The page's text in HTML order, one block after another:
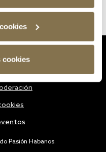
cookies
Pasión Habanos.